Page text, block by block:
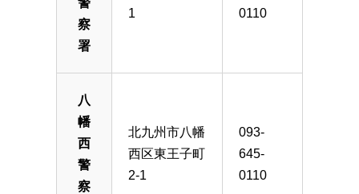
察
署
1 0110
八
幡
西
警
察
北九州市八幡
西区東王子町
2-1
093-
645-
0110